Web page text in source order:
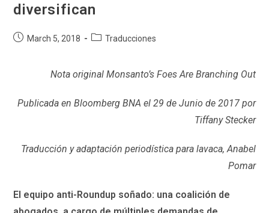
diversifican
PostMarch 5, 2018
PostTraducciones
Nota original Monsanto’s Foes Are Branching Out
Publicada en Bloomberg BNA el 29 de Junio de 2017 por
Tiffany Stecker
Traducción y adaptación periodística para lavaca, Anabel
Pomar
El equipo anti-Roundup soñado: una coalición de